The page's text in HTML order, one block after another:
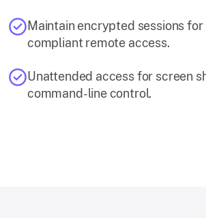
Maintain encrypted sessions for
compliant remote access.
Unattended access for screen
command-line control.